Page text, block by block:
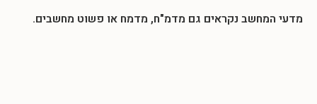
מדעי המחשב נקראים גם מדמ"ח, מדמח או פשוט מחשבים.